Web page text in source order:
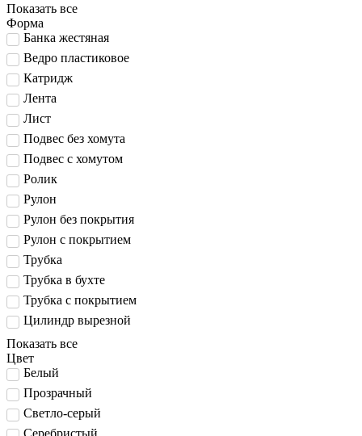
Показать все
Форма
Банка жестяная
Ведро пластиковое
Катридж
Лента
Лист
Подвес без хомута
Подвес с хомутом
Ролик
Рулон
Рулон без покрытия
Рулон с покрытием
Трубка
Трубка в бухте
Трубка с покрытием
Цилиндр вырезной
Показать все
Цвет
Белый
Прозрачный
Светло-серый